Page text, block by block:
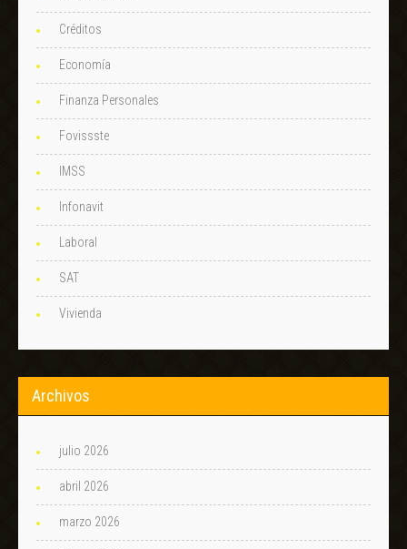
Créditos
Economía
Finanza Personales
Fovissste
IMSS
Infonavit
Laboral
SAT
Vivienda
Archivos
julio 2026
abril 2026
marzo 2026